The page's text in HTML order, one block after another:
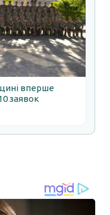
вперше
заявок